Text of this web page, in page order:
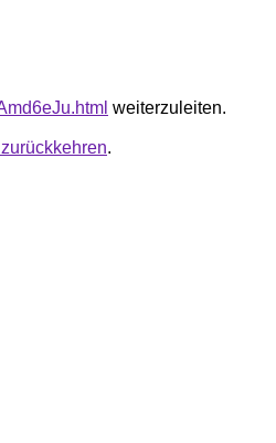
weiterzuleiten.
.